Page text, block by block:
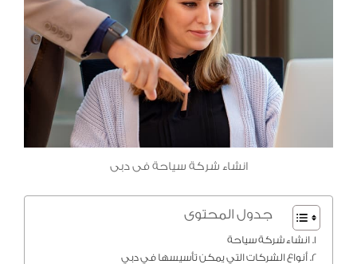
انشاء شركة سياحة فى دبى
جدول المحتوى
انشاء شركة سياحة
أنواع الشركات التي يمكن تأسيسها في دبي